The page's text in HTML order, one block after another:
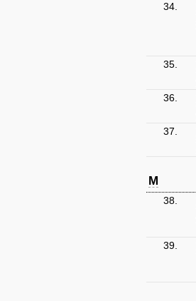
34.
35.
36.
37.
M
38.
39.